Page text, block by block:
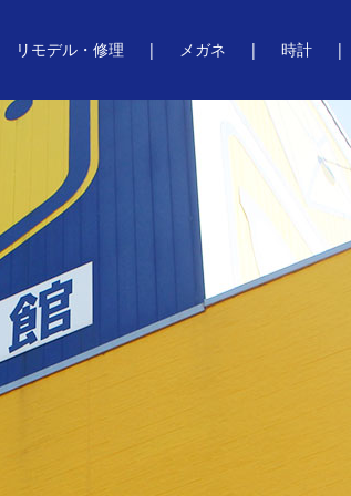
リモデル・修理 メガネ 時計